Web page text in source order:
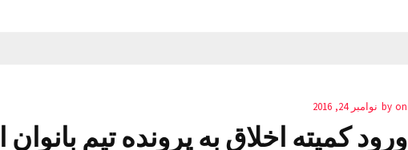
by on نوامبر 24, 2016
ورود کمیته اخلاق به پرونده تیم